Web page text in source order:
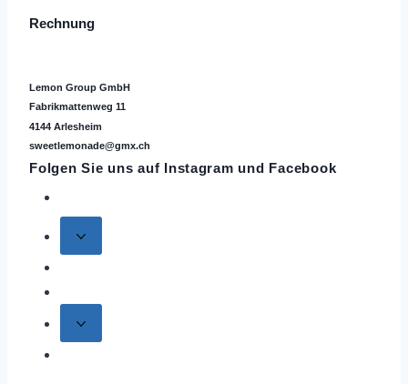
Rechnung
Lemon Group GmbH
Fabrikmattenweg 11
4144 Arlesheim
sweetlemonade@gmx.ch
Folgen Sie uns auf Instagram und Facebook